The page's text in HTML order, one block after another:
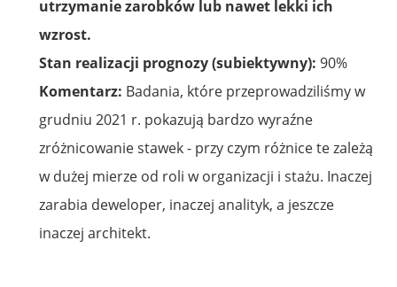
utrzymanie zarobków lub nawet lekki ich
wzrost.
Stan realizacji prognozy (subiektywny): 90%
Komentarz: Badania, które przeprowadziliśmy w
grudniu 2021 r. pokazują bardzo wyraźne
zróżnicowanie stawek - przy czym różnice te zależą
w dużej mierze od roli w organizacji i stażu. Inaczej
zarabia deweloper, inaczej analityk, a jeszcze
inaczej architekt.